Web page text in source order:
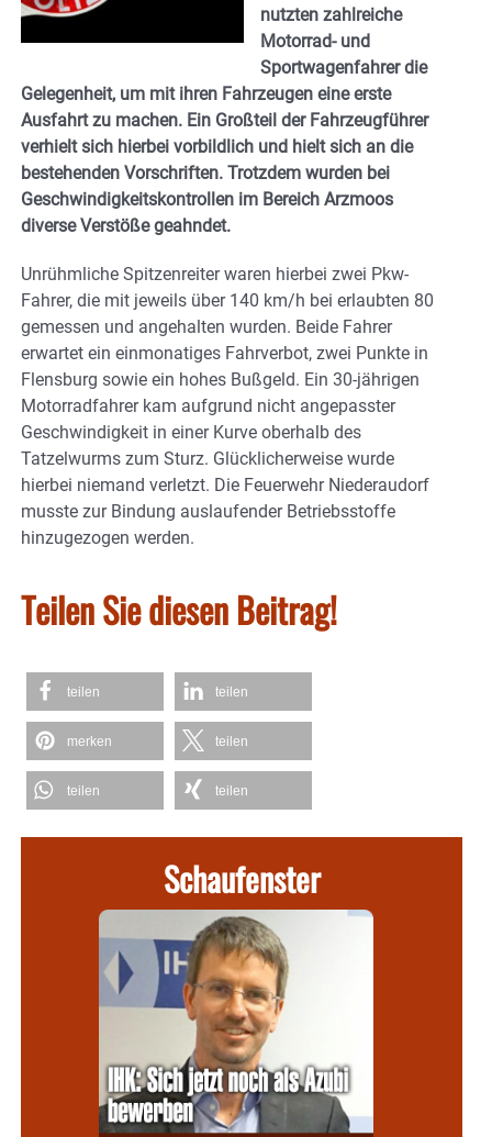
nutzten zahlreiche
Motorrad- und
Sportwagenfahrer die
Gelegenheit, um mit ihren Fahrzeugen eine erste
Ausfahrt zu machen. Ein Großteil der Fahrzeugführer
verhielt sich hierbei vorbildlich und hielt sich an die
bestehenden Vorschriften. Trotzdem wurden bei
Geschwindigkeitskontrollen im Bereich Arzmoos
diverse Verstöße geahndet.
Unrühmliche Spitzenreiter waren hierbei zwei Pkw-
Fahrer, die mit jeweils über 140 km/h bei erlaubten 80
gemessen und angehalten wurden. Beide Fahrer
erwartet ein einmonatiges Fahrverbot, zwei Punkte in
Flensburg sowie ein hohes Bußgeld. Ein 30-jährigen
Motorradfahrer kam aufgrund nicht angepasster
Geschwindigkeit in einer Kurve oberhalb des
Tatzelwurms zum Sturz. Glücklicherweise wurde
hierbei niemand verletzt. Die Feuerwehr Niederaudorf
musste zur Bindung auslaufender Betriebsstoffe
hinzugezogen werden.
Teilen Sie diesen Beitrag!
teilen teilen
merken teilen
teilen teilen
Schaufenster